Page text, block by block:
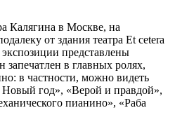
Калягина в Москве, на
от здания театра Et cetera
представлены
в главных ролях,
в частности, можно видеть
год», «Верой и правдой»,
пианино», «Раба